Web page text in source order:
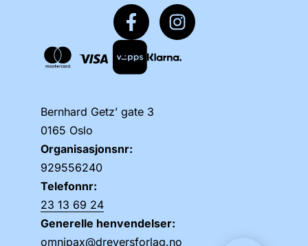
Bernhard Getz’ gate 3
0165 Oslo
Organisasjonsnr:
929556240
Telefonnr:
23 13 69 24
Generelle henvendelser:
omnipax@dreyersforlag.no